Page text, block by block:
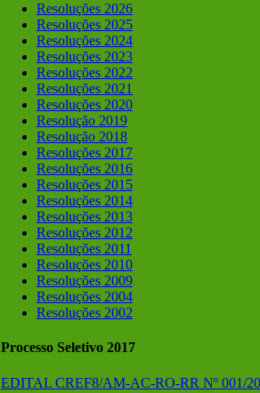
Resoluções 2026
Resoluções 2025
Resoluções 2024
Resoluções 2023
Resoluções 2022
Resoluções 2021
Resoluções 2020
Resolução 2019
Resolução 2018
Resoluções 2017
Resoluções 2016
Resoluções 2015
Resoluções 2014
Resoluções 2013
Resoluções 2012
Resoluções 2011
Resoluções 2010
Resoluções 2009
Resoluções 2004
Resoluções 2002
Processo Seletivo 2017
EDITAL CREF8/AM-AC-RO-RR Nº 001/